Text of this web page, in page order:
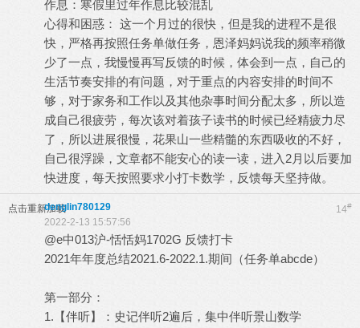
作息：寒假里过年作息比较混乱
心得和困惑： 这一个月过的很快，但是我的进程不是很
快，严格再按照任务单做任务，恩泽妈妈说我的频率稍微
少了一点，我慢慢再写反馈的时候，体会到一点，自己的
生活节奏安排的有问题，对于重点的内容安排的时间不
够，对于家务和工作以及其他杂事时间分配太多，所以造
成自己很疲劳，每次该对着孩子读书的时候已经精疲力尽
了，所以进展很慢，花果山一些精髓的东西吸收的不好，
自己很浮躁，文章都不能安心的读一读，进入2月以后要加
快进度，每天按照要求小打卡数学，反馈每天坚持做。
点击重新加载 14#
denglin780129
2022-2-13 15:57:56
@e中013沪-恬恬妈1702G 反馈打卡
2021年年度总结2021.6-2022.1.期间（任务单abcde）
第一部分：
1.【伴听】：史记伴听2遍后，集中伴听景山数学